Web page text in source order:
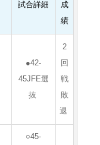
試合詳細
成
績
●42-
45JFE選
抜
2
回
戦
敗
退
○45-